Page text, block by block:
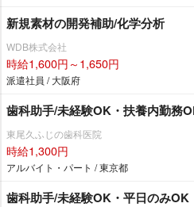
新規素材の開発補助/化学分析
WDB株式会社
時給1,600円～1,650円
派遣社員 / 大阪府
歯科助手/未経験OK・扶養内勤務
東尾久ふじの歯科医院
時給1,300円
アルバイト・パート / 東京都
歯科助手/未経験OK・平日のみOK